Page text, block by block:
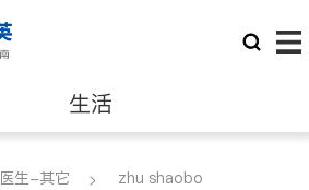
生活
律师
医生-其它 zhu shaobo